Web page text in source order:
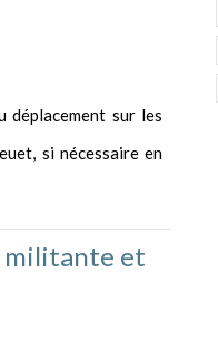
sur les
si nécessaire en
militante et